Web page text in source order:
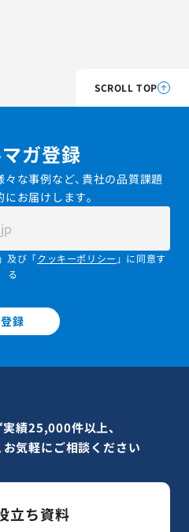
SCROLL TOP
ガ登録
な事例など、貴社の品質課題
お届けします。
」及び「クッキーポリシー 」に同意す
る
登録
績25,000件以上、
お気軽にご相談ください
立ち資料